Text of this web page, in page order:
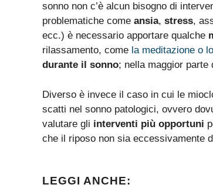
sonno non c’è alcun bisogno di
problematiche come ansia, stress,
ecc.) è necessario apportare qualche
rilassamento, come la meditazione o
durante il sonno; nella maggior
Diverso è invece il caso in cui le
scatti nel sonno patologici, ovvero
valutare gli interventi più opportuni
che il riposo non sia eccessivamente
LEGGI ANCHE: